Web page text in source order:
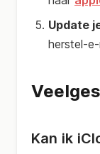
Update
herstel-
Kan ik